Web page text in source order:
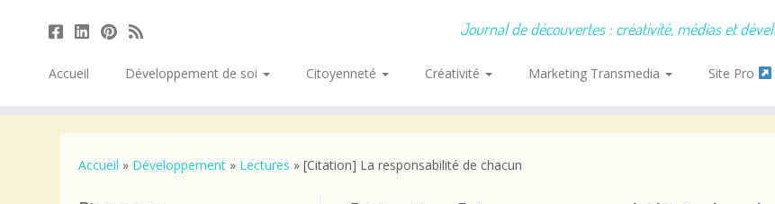
Journal de découvertes : créativité, médias et
Accueil Développement de soi Citoyenneté Créativité Marketing Transmedia Site Pro
Accueil » Développement » Lectures » [Citation] La responsabilité de chacun